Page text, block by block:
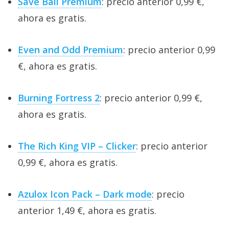
ahora es gratis.
Even and Odd Premium: precio anterior 0,99
€, ahora es gratis.
Burning Fortress 2: precio anterior 0,99 €,
ahora es gratis.
The Rich King VIP – Clicker: precio anterior
0,99 €, ahora es gratis.
Azulox Icon Pack – Dark mode: precio
anterior 1,49 €, ahora es gratis.